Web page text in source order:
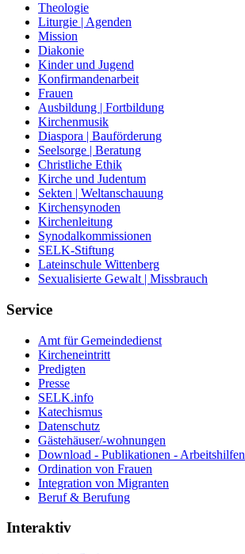
Theologie
Liturgie | Agenden
Mission
Diakonie
Kinder und Jugend
Konfirmandenarbeit
Frauen
Ausbildung | Fortbildung
Kirchenmusik
Diaspora | Bauförderung
Seelsorge | Beratung
Christliche Ethik
Kirche und Judentum
Sekten | Weltanschauung
Kirchensynoden
Kirchenleitung
Synodalkommissionen
SELK-Stiftung
Lateinschule Wittenberg
Sexualisierte Gewalt | Missbrauch
Service
Amt für Gemeindedienst
Kircheneintritt
Predigten
Presse
SELK.info
Katechismus
Datenschutz
Gästehäuser/-wohnungen
Download - Publikationen - Arbeitshilfen
Ordination von Frauen
Integration von Migranten
Beruf & Berufung
Interaktiv